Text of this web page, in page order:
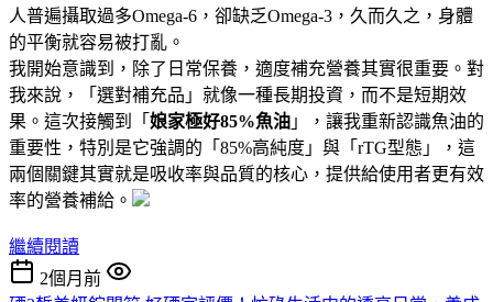
人普遍攝取過多Omega-6，卻缺乏Omega-3，久而久之，身體
的平衡就容易被打亂。
我開始意識到，除了日常保養，適度補充營養其實很重要。對
我來說，「選對補充品」就像一種長期投資，而不是短期效
果。這次接觸到「 娘家極好85%魚油 」，讓我重新認識魚油的
重要性，特別是它強調的「85%高純度」與「rTG型態」，這
兩個關鍵其實就是吸收率與品質的核心，提供給使用者更有效
率的營養補給。
繼續閱讀
2個月前